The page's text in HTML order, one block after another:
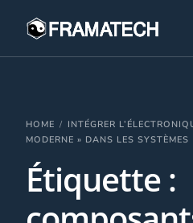
HOME
INTÉGRER
MODERNE » DANS LES SYSTÈMES
Étiquette :
Formations
Performance électronique